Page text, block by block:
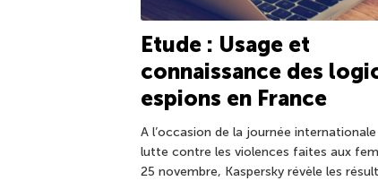
Etude : Usage et
connaissance des
espions en France
A l’occasion de la journée internationale
lutte contre les violences faites aux
25 novembre, Kaspersky révèle les